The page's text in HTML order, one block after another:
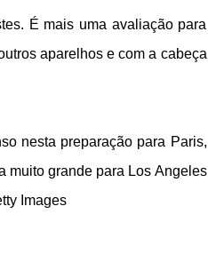
É mais uma avaliação para
aparelhos e com a cabeça
nesta preparação para Paris,
muito grande para Los Angeles
Images